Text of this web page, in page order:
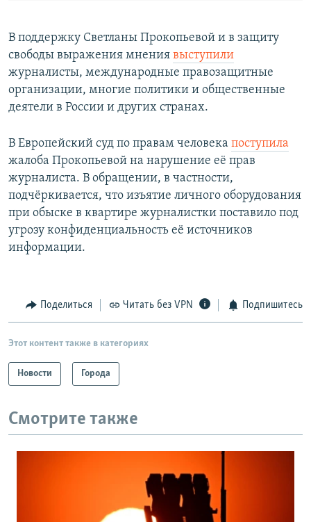
В поддержку Светланы Прокопьевой и в защиту
свободы выражения мнения выступили
журналисты, международные правозащитные
организации, многие политики и общественные
деятели в России и других странах.
В Европейский суд по правам человека поступила
жалоба Прокопьевой на нарушение её прав
журналиста. В обращении, в частности,
подчёркивается, что изъятие личного оборудования
при обыске в квартире журналистки поставило под
угрозу конфиденциальность её источников
информации.
Поделиться Читать без VPN Подпишитесь
Этот контент также в категориях
Новости Города
Смотрите также